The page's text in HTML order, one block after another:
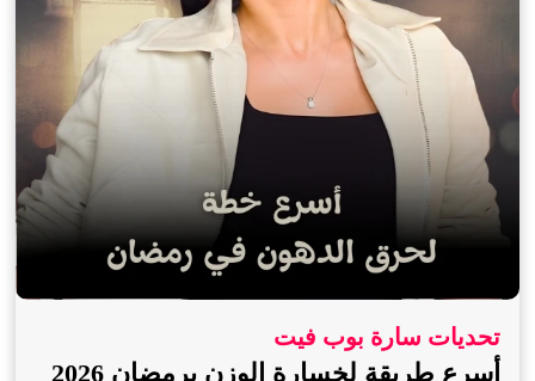
تحديات سارة بوب فيت
أسرع طريقة لخسارة الوزن برمضان 2026